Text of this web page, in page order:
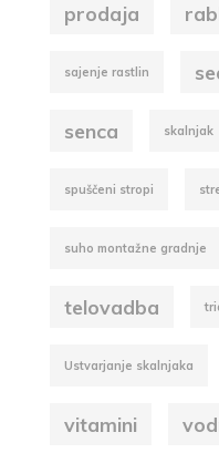
prodaja
sajenje rastlin
senca skalnjak
spuščeni stropi
suho montažne gradnje
telovadba
Ustvarjanje skalnjaka
vitamini